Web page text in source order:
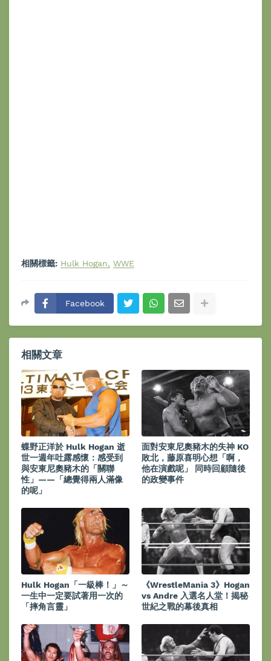
相關標籤: Hulk Hogan WWE
Facebook
相關文章
蝶野正洋於 Hulk Hogan 逝
世一週年吐露感懷：感受到
與安東尼奧豬木的「關聯
性」——「總覺得兩人滿像
的呢」
面對安東尼奧豬木的失神 KO
敗北，藤原喜明心想「啊，
他在演戲呢」 同時回顧隨後
的政變事件
Hulk Hogan「一級棒！」～
一生中一定要試著用一次的
「摔角言靈」
《WrestleMania 3》Hogan
vs Andre 入選名人堂！揭秘
世紀之戰的幕後真相